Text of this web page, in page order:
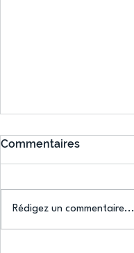
Commentaires
Rédigez un commentaire...